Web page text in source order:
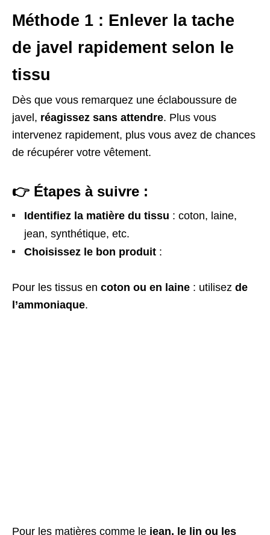
Méthode 1 : Enlever la tache
de javel rapidement selon le
tissu
Dès que vous remarquez une éclaboussure de
javel, réagissez sans attendre. Plus vous
intervenez rapidement, plus vous avez de chances
de récupérer votre vêtement.
👉 Étapes à suivre :
Identifiez la matière du tissu : coton, laine,
jean, synthétique, etc.
Choisissez le bon produit :
Pour les tissus en coton ou en laine : utilisez de
l’ammoniaque.
Pour les matières comme le jean, le lin ou les